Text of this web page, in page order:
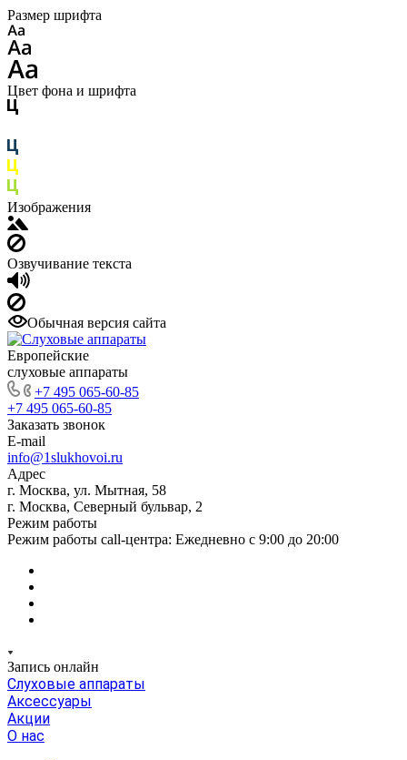
Размер шрифта
Цвет фона и шрифта
Изображения
Озвучивание текста
Обычная версия сайта
Европейские
слуховые аппараты
+7 495 065-60-85
+7 495 065-60-85
Заказать звонок
E-mail
info@1slukhovoi.ru
Адрес
г. Москва, ул. Мытная, 58
г. Москва, Северный бульвар, 2
Режим работы
Режим работы call-центра: Ежедневно с 9:00 до 20:00
Запись онлайн
Слуховые аппараты
Аксессуары
Акции
О нас